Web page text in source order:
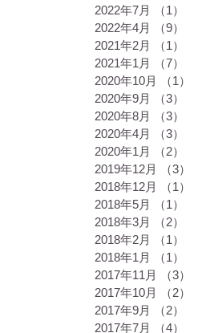
2022年7月
（1）
2022年4月
（9）
2021年2月
（1）
2021年1月
（7）
2020年10月
（1）
2020年9月
（3）
2020年8月
（3）
2020年4月
（3）
2020年1月
（2）
2019年12月
（3）
2018年12月
（1）
2018年5月
（1）
2018年3月
（2）
2018年2月
（1）
2018年1月
（1）
2017年11月
（3）
2017年10月
（2）
2017年9月
（2）
2017年7月
（4）